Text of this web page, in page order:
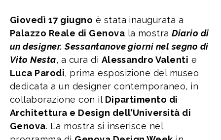
Giovedì 17 giugno è stata inaugurata a
Palazzo Reale di Genova la mostraDiario di
un designer. Sessantanove giorni nel segno di
Vito Nesta, a cura di Alessandro Valenti e
Luca Parodi, prima esposizione del museo
dedicata a un designer contemporaneo, in
collaborazione con il Dipartimento di
Architettura e Design dell’Università di
Genova. La mostra si inserisce nel